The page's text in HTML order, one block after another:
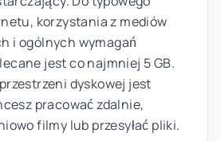
korzystania z mediów
i ogólnych wymagań
jest co najmniej 5 GB.
dyskowej jest
pracować zdalnie,
filmy lub przesyłać pliki.